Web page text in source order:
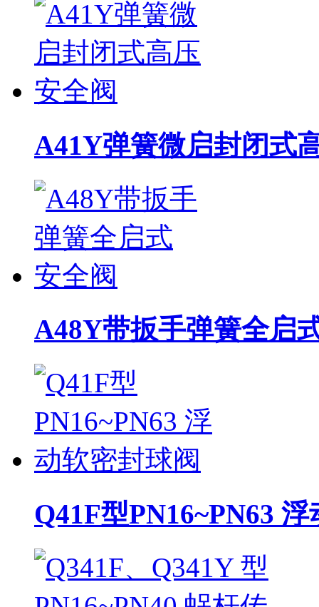
A41Y弹簧微启封闭式
A48Y带扳手弹簧全启
Q41F型PN16~PN63